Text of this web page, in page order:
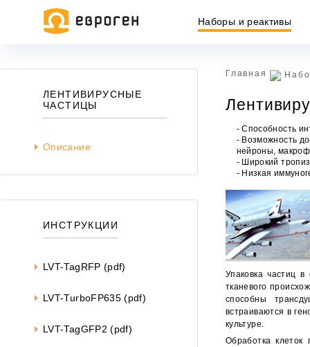
Наборы и реактивы
ЛЕНТИВИРУСНЫЕ
ЧАСТИЦЫ
Описание
ИНСТРУКЦИИ
LVT-TagRFP (pdf)
LVT-TurboFP635 (pdf)
LVT-TagGFP2 (pdf)
Главная
- Способность
- Возможность
нейроны,
- Широкий
- Низкая
Упаковка частиц в
тканевого
способны
встраиваются в
культуре.
Обработка
Информация, представленная на сайте, носит
437 ГК РФ.
Окончательная цена товара указывается в документе на